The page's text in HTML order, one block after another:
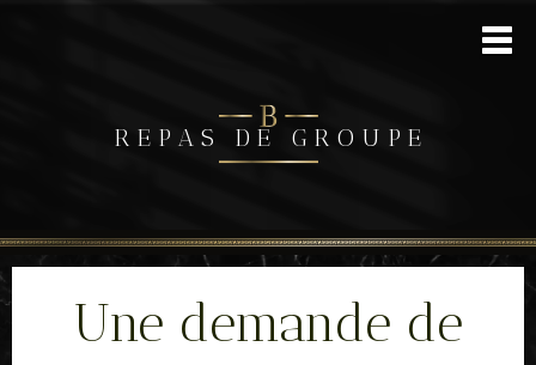
R E P A S D E G R O U P E
Une demande de